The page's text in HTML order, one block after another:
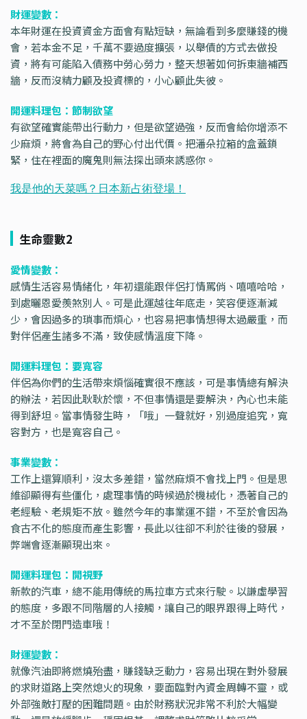
財運變數：
本年財運在投資資金方面會有點短缺，無論看到多麼賺錢的機
會，若本金不足，千萬不要過度擴張，以舉債的方式去做投
資，將有可能陷入債務中勞心勞力，整天想著如何拆東牆補西
牆，反而沒精力顧及投資標的，小心顧此失彼。
開運料理包：節制欲望
有欲望確實能帶出行動力，但是欲望過強，反而會給你增添不
少麻煩，將會為自己的野心付出代價。把潘朵拉箱的盒蓋鎖
緊，住在裡面的魔鬼則無法探出頭來誘惑你。
生命靈數2
愛情變數：
感情生活容易情緒化，年初還能跟伴侶打情罵俏、嘻嘻哈哈，
到處曬恩愛羨煞別人。可是此運越往年底走，笑容便逐漸減
少，會因過多的瑣事而煩心，也容易把事情想得太過嚴重，而
對伴侶產生諸多不滿，致使感情溫度下降。
開運料理包：要寬容
伴侶為你們的生活帶來煩惱確實很不應該，可是事情總有解決
的辦法，若因此耿耿於懷，不但事情還是要解決，內心也未能
得到舒坦。當事情發生時，「哦」一聲就好，別過度追究，寬
容對方，也是寬容自己。
事業變數：
工作上還算順利，沒太多差錯，當然麻煩不會找上門。但是思
維卻顯得有些僵化，處理事情的時候過於機械化，憑著自己的
老經驗、老規矩不放。雖然今年的事業運不錯，不至於會因為
食古不化的態度而產生影響，長此以往卻不利於往後的發展，
弊端會逐漸顯現出來。
開運料理包：開視野
新款的汽車，總不能用傳統的馬拉車方式來行駛。以謙虛學習
的態度，多跟不同階層的人接觸，讓自己的眼界跟得上時代，
才不至於閉門造車哦！
財運變數：
就像汽油即將燃燒殆盡，賺錢缺乏動力，容易出現在對外發展
的求財道路上突然熄火的現象，要面臨對內資金周轉不靈，或
外部強敵打壓的困難問題。由於財務狀況非常不利於大幅變